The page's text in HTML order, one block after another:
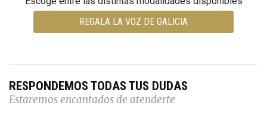
REGALA LA VOZ DE GALICIA
RESPONDEMOS TODAS TUS DUDAS
Estaremos encantados de atenderte